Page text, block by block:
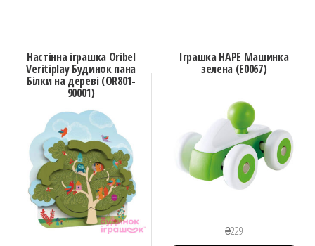
Настінна іграшка Oribel
Veritiplay Будинок пана
Білки на дереві (OR801-
90001)
Іграшка HAPE Машинка
зелена (E0067)
₴229